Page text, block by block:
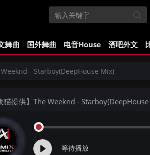
舞曲 国外舞曲 电音House 酒吧外文
Weeknd - Starboy(DeepHouse Mix)
猫提供】The Weeknd -
等待播放